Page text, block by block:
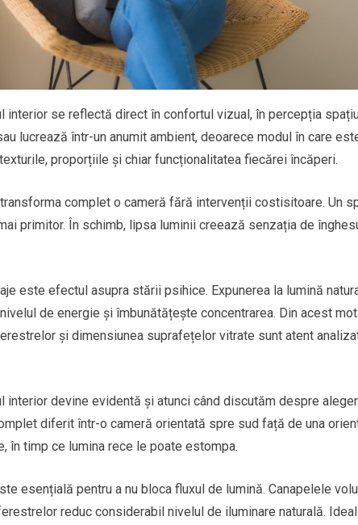
interior se reflectă direct în confortul vizual, în percepția
lucrează într-un anumit ambient, deoarece modul în care
proporțiile și chiar funcționalitatea fiecărei încăperi.
complet o cameră fără intervenții costisitoare. Un
primitor. În schimb, lipsa luminii creează senzația de
este efectul asupra stării psihice. Expunerea la lumină
de energie și îmbunătățește concentrarea. Din acest
și dimensiunea suprafețelor vitrate sunt atent
interior devine evidentă și atunci când discutăm despre
diferit într-o cameră orientată spre sud față de una
în timp ce lumina rece le poate estompa.
esențială pentru a nu bloca fluxul de lumină. Canapelele
reduc considerabil nivelul de iluminare naturală.